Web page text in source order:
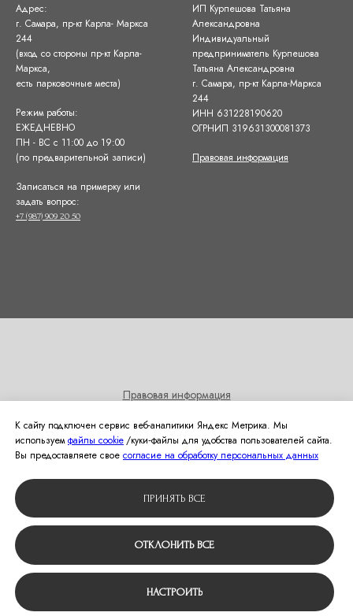
Адрес:
г. Самара, пр-кт Карла- Маркса
244
(вход со стороны пр-кт Карла-
Маркса,
есть парковочные места)
Режим работы:
ЕЖЕДНЕВНО
ПН - ВС с 11:00 до 19:00
(по предварительной записи)
Записаться на примерку или
задать вопрос:
+7 (987) 909 20 50
ИП Курпешова Татьяна
Александровна
Индивидуальный
предприниматель Курпешова
Татьяна Александровна
г. Самара, пр-кт Карла-Маркса
244
ИНН 631228190620
ОГРНИП 319631300081373
Правовая информация
Правовая информация
рассылок
Политика использования cookies
© 2024 Студия свадебной моды Оливия
К сайту подключен сервис веб-аналитики Яндекс Метрика. Мы
используемфайлы cookie/куки‑файлы для удобства пользователей сайта.
Вы предоставляете свое согласие на обработку персональных данных
ПРИНЯТЬ ВСЕ
ОТКЛОНИТЬ ВСЕ
НАСТРОИТЬ
Tilda